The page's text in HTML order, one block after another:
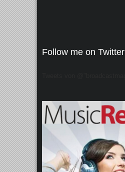
Follow me on Twitter